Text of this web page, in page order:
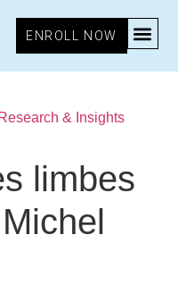
ENROLL NOW
Research & Insights
limbes